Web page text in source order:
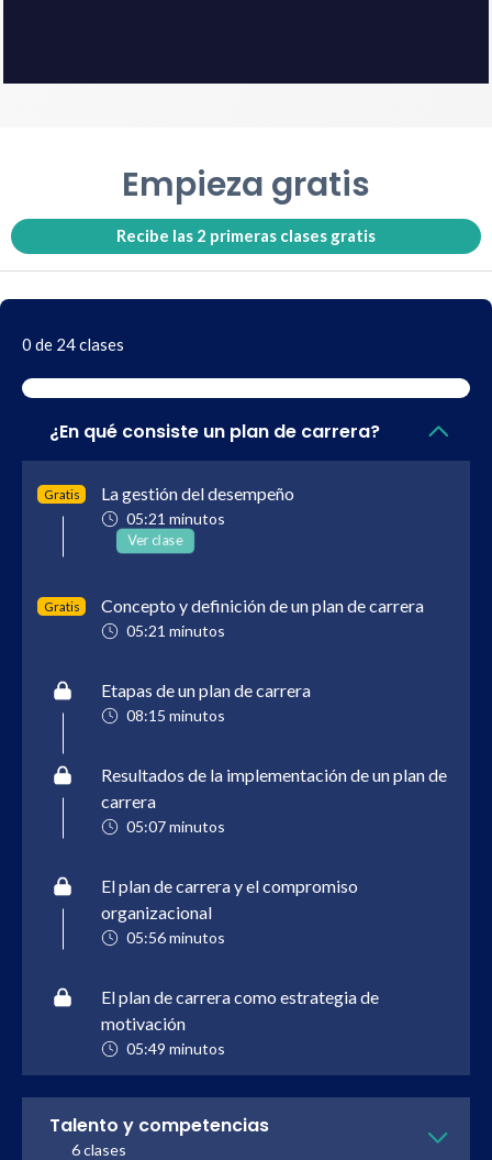
Empieza gratis
Recibe las 2 primeras clases gratis
0 de 24 clases
¿En qué consiste un plan de carrera?
Gratis La gestión del desempeño
05:21 minutos
Ver clase
Gratis Concepto y definición de un plan de carrera
05:21 minutos
Etapas de un plan de carrera
08:15 minutos
Resultados de la implementación de un plan de
carrera
05:07 minutos
El plan de carrera y el compromiso
organizacional
05:56 minutos
El plan de carrera como estrategia de
motivación
05:49 minutos
Talento y competencias
6 clases